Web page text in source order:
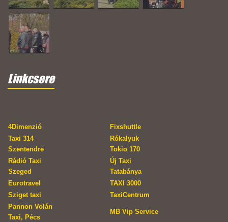
Linkcsere
4Dimenzió
Fixshuttle
Taxi 314
Szentendre
Rókalyuk
Tokio 170
Rádió Taxi
Szeged
Új Taxi
Tatabánya
Eurotravel
TAXI 3000
Sziget taxi
TaxiCentrum
Pannon Volán
Taxi, Pécs
MB Vip Service